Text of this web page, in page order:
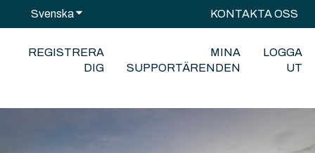
SvenskaVisa undermenyer för översättningarKONTAKTA OSS
REGISTRERA
DIG
MINA
SUPPORTÄRENDEN
LOGGA
UT